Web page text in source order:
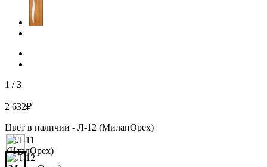
1 /3
2 632₽
Цвет в наличии - Л-12 (МиланОрех)